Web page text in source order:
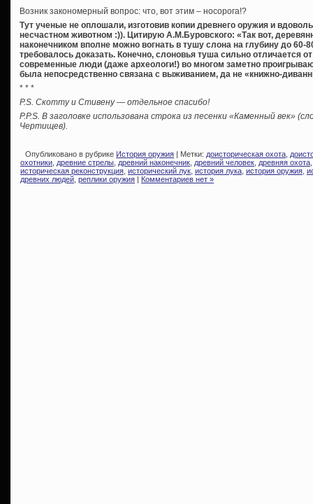
Возник закономерный вопрос: что, вот этим – носорога!?
Тут ученые не оплошали, изготовив копии древнего оружия и
несчастном животном :)). Цитирую А.М.Буровского: «Так вот,
наконечником вполне можно вогнать в тушу слона на глубину до
требовалось доказать. Конечно, слоновья туша сильно отличается
современные люди (даже археологи!) во многом заметно
была непосредственно связана с выживанием, да не «книжно-
* * *
P.S. Скотту и Стивену — отдельное спасибо!
P.P.S. В заголовке использована строка из песенки «Каменный век»
Чертищев).
Опубликовано в рубрике История оружия | Метки: доисторическая охота
охотники древние стрелы древний наконечник древний человек древняя охота
историческая реконструкция исторический лук история лука история оружия
древних людей реплики оружия Комментариев нет »